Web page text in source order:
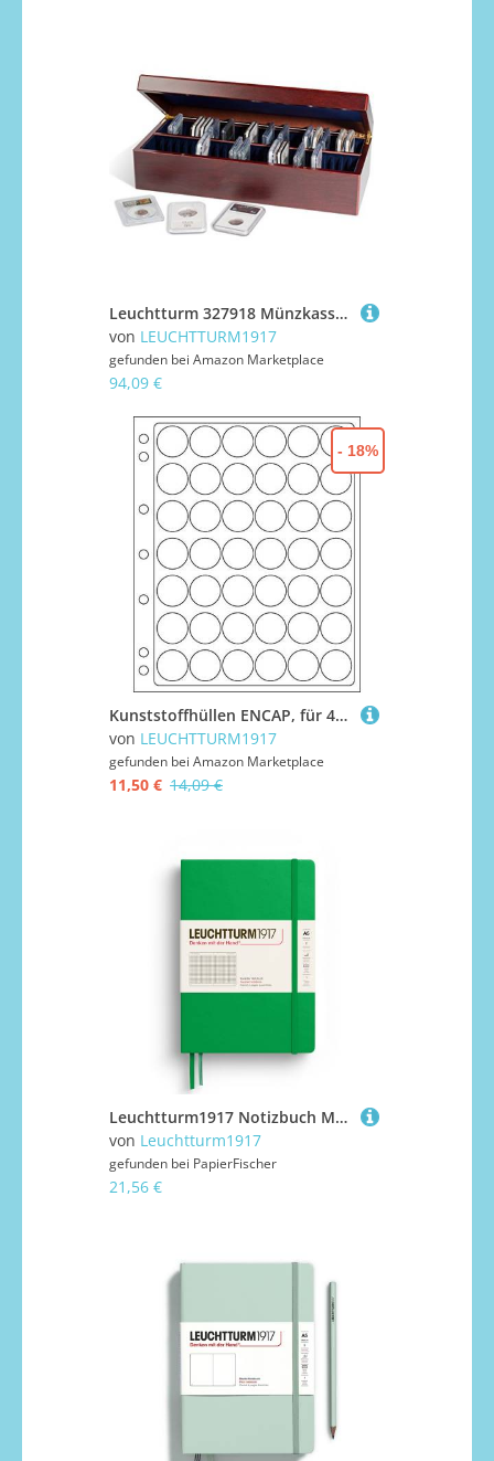
Leuchtturm 327918 Münzkassette für 50 Slabs | z.B. für EVERSLABS, QUICKSLABS PCGS, NGC | mahagonifarben
von LEUCHTTURM1917
gefunden bei Amazon Marketplace
94,09 €
Kunststoffhüllen ENCAP, für 42 Champagnerdeckel und Kronkorken
von LEUCHTTURM1917
gefunden bei Amazon Marketplace
11,50 € 14,09 €
- 18%
Leuchtturm1917 Notizbuch Medium Hardcover A5 Spring Leaf kariert
von Leuchtturm1917
gefunden bei PapierFischer
21,56 €